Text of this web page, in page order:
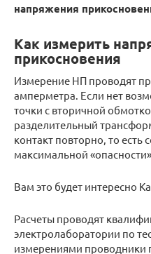
напряжения
Как измерить
прикосновения
Измерение НП проводят
амперметра. Если нет
точки с вторичной
разделительный
контакт повторно, то есть
максимальной «опасности».
Вам это будет интересно
Расчеты проводят
электролаборатории по
измерениями проводники